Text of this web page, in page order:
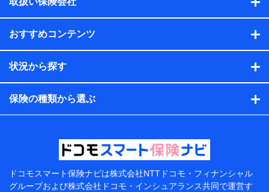
ル内容や送信履歴の情報及び保険の更改案内等を提供し
保険契約情報
当社または株式会社NTTドコモ・フィナンシャルグルー
プが取得し、又は保有する保険契約に関する情報。例と
して、保険契約者及び被保険者の氏名、住所、生年月
日、性別、保険契約者と被保険者の関係、保険加入の目
的、保険商品の内容、保険料、保険料のお支払方法、車
のメーカーや走行距離などの情報、建物の構造や築年数
などの情報、ペットの種類や年齢などの情報などが含ま
提供当事者から受領当事者が個人データを取得する方法
電子的・電磁的方法等
【共同して利用する者の範囲】
おすすめコンテンツ
状況から探す
保険の種類から選ぶ
ドコモスマート保険ナビは株式会社NTTドコモ・フィナンシャル
グループおよび株式会社ドコモ・インシュアランス共同で運営す